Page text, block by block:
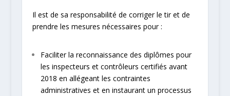
Il est de sa responsabilité de corriger le tir et de
prendre les mesures nécessaires pour :
Faciliter la reconnaissance des diplômes pour
les inspecteurs et contrôleurs certifiés avant
2018 en allégeant les contraintes
administratives et en instaurant un processus